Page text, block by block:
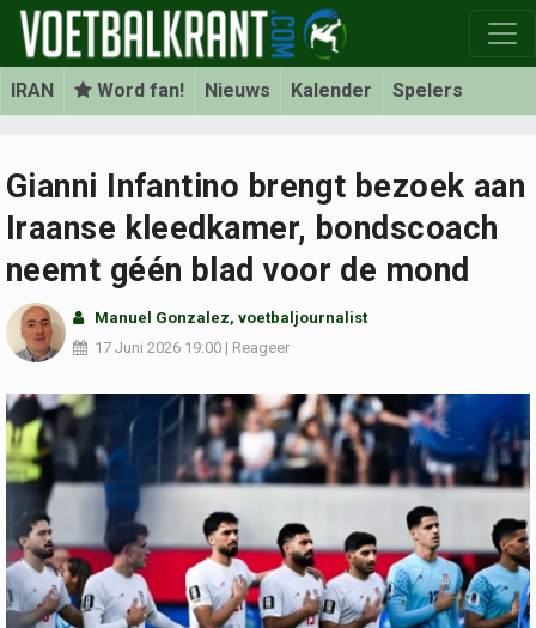
IRAN Word fan! Nieuws Kalender Spelers
Gianni Infantino brengt bezoek aan
Iraanse kleedkamer, bondscoach
neemt géén blad voor de mond
Manuel Gonzalez, voetbaljournalist
17 Juni 2026 19:00 | Reageer